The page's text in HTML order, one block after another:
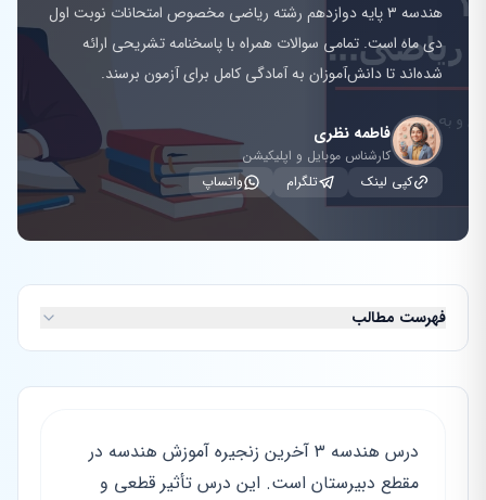
هندسه ۳ پایه دوازدهم رشته ریاضی مخصوص امتحانات نوبت اول
دی ماه است. تمامی سوالات همراه با پاسخنامه تشریحی ارائه
شده‌اند تا دانش‌آموزان به آمادگی کامل برای آزمون برسند.
فاطمه نظری
کارشناس موبایل و اپلیکیشن
کپی لینک
تلگرام واتساپ
فهرست مطالب
درس هندسه ۳ آخرین زنجیره آموزش هندسه در
مقطع دبیرستان است. این درس تأثیر قطعی و